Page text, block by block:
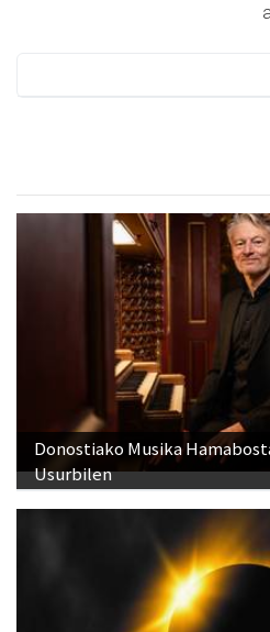
Donostiako Musika
Usurbilen